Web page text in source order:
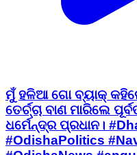
ମୁଁ ହଳିଆ ଗୋ ବ୍ୟାକ୍
ତେର୍ଚ୍ଚା ବାଣ ମାରିଲେ
ଧର୍ମେନ୍ଦ୍ର ପ୍ରଧାନ।
#OdishaPolitics